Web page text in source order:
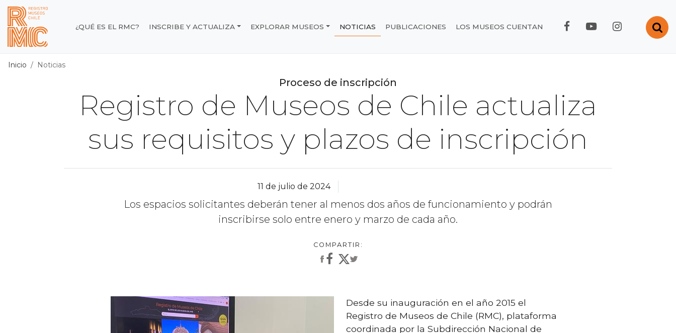
Contenido principal
Registro de Museos de Chile
¿QUÉ ES EL RMC? INSCRIBE Y ACTUALIZA EXPLORAR MUSEOS NOTICIAS PUBLICACIONES LOS MUSEOS CUENTAN FACEBOOK RMC
YOUTUBE RMC
Inicio Noticias
Proceso de inscripción
Registro de Museos de Chile actualiza
sus requisitos y plazos de inscripción
11 de julio de 2024
Los espacios solicitantes deberán tener al menos dos años de funcionamiento y podrán
inscribirse solo entre enero y marzo de cada año.
Desde su inauguración en el año 2015 el
Registro de Museos de Chile (RMC), plataforma
coordinada por la Subdirección Nacional de